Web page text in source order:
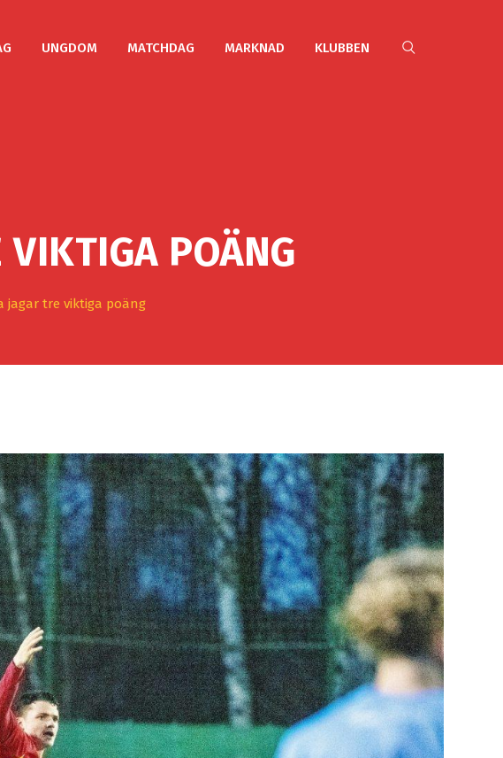
UNGDOM MATCHDAG MARKNAD KLUBBEN
VIKTIGA POÄNG
jagar tre viktiga poäng